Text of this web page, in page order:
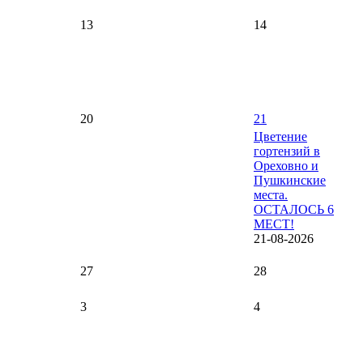
13 14
20 21
Цветение
гортензий в
Ореховно и
Пушкинские
места.
ОСТАЛОСЬ 6
МЕСТ!
21-08-2026
27 28
3 4